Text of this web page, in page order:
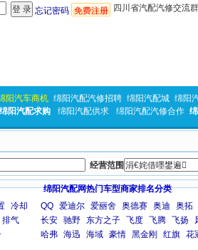
忘记密码 免费注册 四川省汽配汽修交流
阳汽车商机 绵阳汽配汽修招聘 绵阳汽配城 绵阳
绵阳汽配求购
绵阳汽配供求 绵阳汽配汽修合作
经营范围
冷却
排气
绵阳汽配网热门车型商家排名分类
QQ 爱迪尔 爱丽舍 奥德赛 奥迪 奥拓
长安 驰野 东方之子 飞度 飞腾 飞扬
哈弗 海迅 海域 豪情 黑金刚 红旗 花